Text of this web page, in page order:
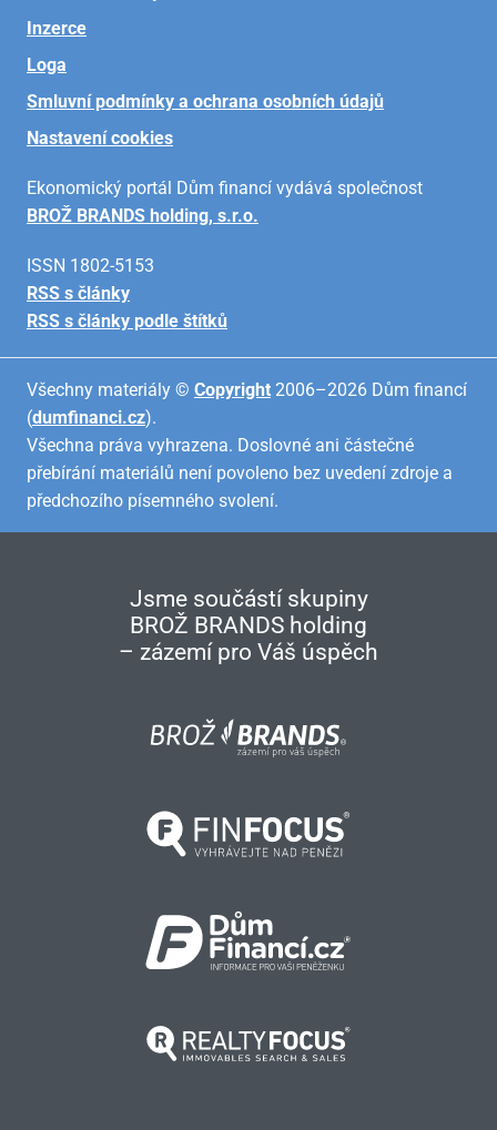
Inzerce
Loga
Smluvní podmínky a ochrana osobních údajů
Nastavení cookies
Ekonomický portál Dům financí vydává společnost
BROŽ BRANDS holding, s.r.o.
ISSN 1802-5153
RSS s články
RSS s články podle štítků
Všechny materiály © Copyright 2006–2026 Dům financí
(dumfinanci.cz).
Všechna práva vyhrazena. Doslovné ani částečné
přebírání materiálů není povoleno bez uvedení zdroje a
předchozího písemného svolení.
Jsme součástí skupiny
BROŽ BRANDS holding
– zázemí pro Váš úspěch